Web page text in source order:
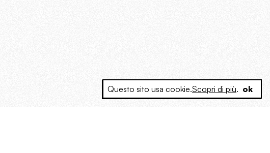
Questo sito usa cookie.Scopri di più. ok